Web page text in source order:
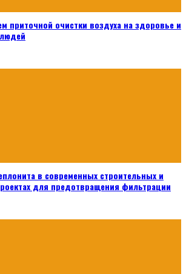
приточной очистки воздуха на здоровье и
в современных строительных и
для предотвращения фильтрации